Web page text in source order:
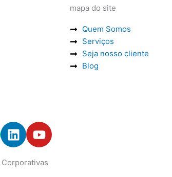
mapa do site
Quem Somos
Serviços
Seja nosso cliente
Blog
L
i
k
Y
o
t